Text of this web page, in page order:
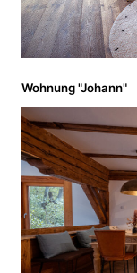
Wohnung "Johann"